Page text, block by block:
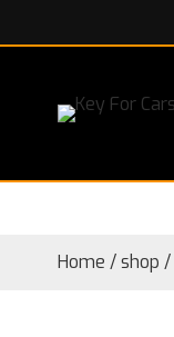
Home /shop /